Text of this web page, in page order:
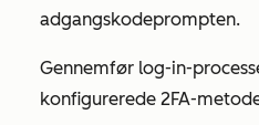
adgangskodeprompten.
Gennemfør log-in-
konfigurerede 2FA-